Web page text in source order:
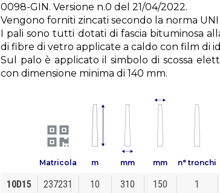
0098-GIN. Versione n.0 del 21/04/2022.
Vengono forniti zincati secondo la norma UNI
I pali sono tutti dotati di fascia bituminosa
di fibre di vetro applicate a caldo con film di
Sul palo è applicato il simbolo di scossa
con dimensione minima di 140 mm.
Matricola m mm mm n° tronchi
10D15 237231 10 310 150 1